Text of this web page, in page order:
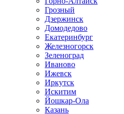
Грозный
Дзержинск
Домодедово
Екатеринбург
Железногорск
Зеленоград
Иваново
Ижевск
Иркутск
Искитим
Йошкар-Ола
Казань